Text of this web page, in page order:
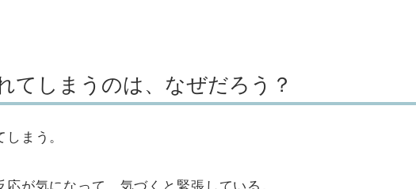
てしまうのは、なぜだろう？
まう。